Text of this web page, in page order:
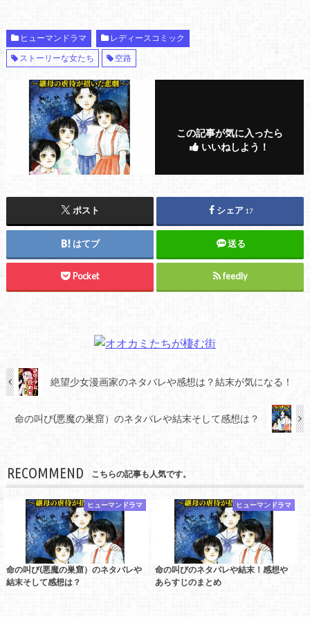
ヒューマンドラマ
レディースコミック
ストーリーな女たち
空路
この記事が気に入ったら
いいねしよう！
ポスト シェア 17
はてブ 送る
Pocket feedly
絶望少女漫画家のネタバレや感想は？結末が気になる！
命の叫び(悪魔の巣窟）のネタバレや結末そして感想は？
RECOMMEND こちらの記事も人気です。
ヒューマンドラマ
命の叫び(悪魔の巣窟）のネタバレや
結末そして感想は？
ヒューマンドラマ
命の叫びのネタバレや結末！感想や
あらすじのまとめ